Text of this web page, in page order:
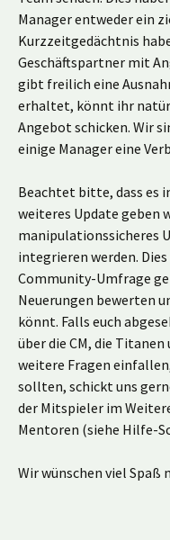
Manager entweder ein
Kurzzeitgedächtnis
Geschäftspartner mit
gibt freilich eine
erhaltet, könnt ihr
Angebot schicken. Wir
einige Manager eine
Beachtet bitte, dass es
weiteres Update geben
manipulationssicheres
integrieren werden.
Community-Umfrage
Neuerungen bewerten
könnt. Falls euch
über die CM, die
weitere Fragen
sollten, schickt uns
der Mitspieler im
Mentoren (siehe Hilfe-
Wir wünschen viel Spaß